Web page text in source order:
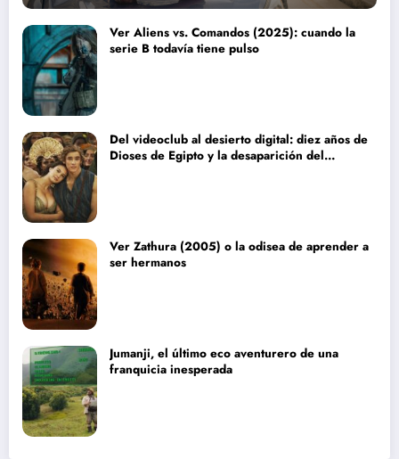
Ver Aliens vs. Comandos (2025): cuando la
serie B todavía tiene pulso
Del videoclub al desierto digital: diez años de
Dioses de Egipto y la desaparición del
Ver Zathura (2005) o la odisea de aprender a
ser hermanos
Jumanji, el último eco aventurero de una
franquicia inesperada